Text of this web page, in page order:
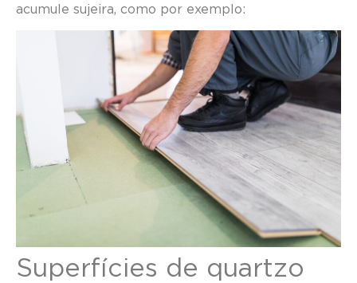
acumule sujeira, como por exemplo:
Superfícies de quartzo